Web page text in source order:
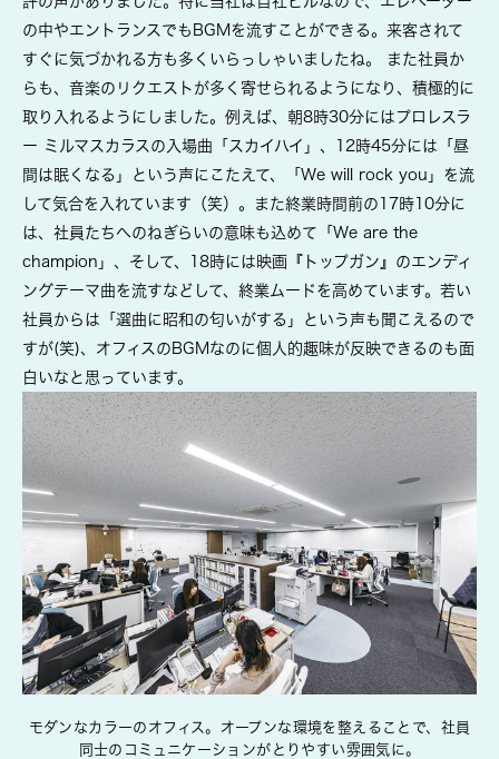
の中やエントランスでもBGMを流すことができる。来客されて
すぐに気づかれる方も多くいらっしゃいましたね。 また社員か
らも、音楽のリクエストが多く寄せられるようになり、積極的に
取り入れるようにしました。例えば、朝8時30分にはプロレスラ
ー ミルマスカラスの入場曲「スカイハイ」、12時45分には「昼
間は眠くなる」という声にこたえて、「We will rock you」を流
して気合を入れています（笑）。また終業時間前の17時10分に
は、社員たちへのねぎらいの意味も込めて「We are the
champion」、そして、18時には映画『トップガン』のエンディ
ングテーマ曲を流すなどして、終業ムードを高めています。若い
社員からは「選曲に昭和の匂いがする」という声も聞こえるので
すが(笑)、オフィスのBGMなのに個人的趣味が反映できるのも面
白いなと思っています。
モダンなカラーのオフィス。オープンな環境を整えることで、社員
同士のコミュニケーションがとりやすい雰囲気に。